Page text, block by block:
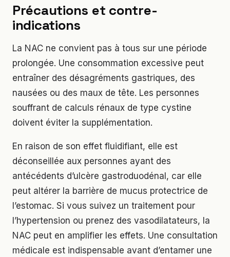
Précautions et contre-
indications
La NAC ne convient pas à tous sur une période
prolongée. Une consommation excessive peut
entraîner des désagréments gastriques, des
nausées ou des maux de tête. Les personnes
souffrant de calculs rénaux de type cystine
doivent éviter la supplémentation.
En raison de son effet fluidifiant, elle est
déconseillée aux personnes ayant des
antécédents d’ulcère gastroduodénal, car elle
peut altérer la barrière de mucus protectrice de
l’estomac. Si vous suivez un traitement pour
l’hypertension ou prenez des vasodilatateurs, la
NAC peut en amplifier les effets. Une consultation
médicale est indispensable avant d’entamer une